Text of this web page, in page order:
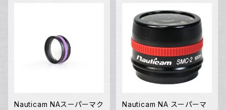
Nauticam NAスーパーマク
Nauticam NA スーパーマ